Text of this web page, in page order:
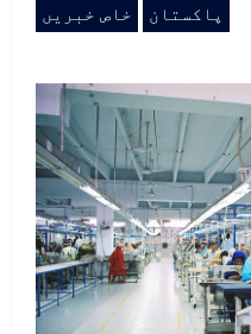
پاکستان خاص خبریں